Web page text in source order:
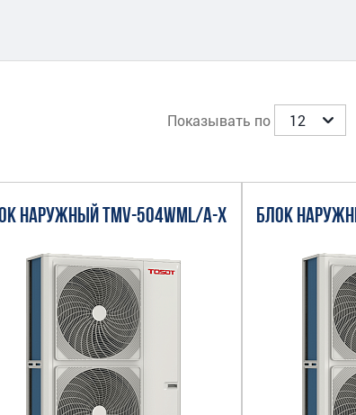
Показывать по
НАРУЖНЫЙ TMV-504WML/A-X БЛОК